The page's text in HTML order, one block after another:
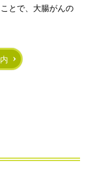
とで、大腸がんの